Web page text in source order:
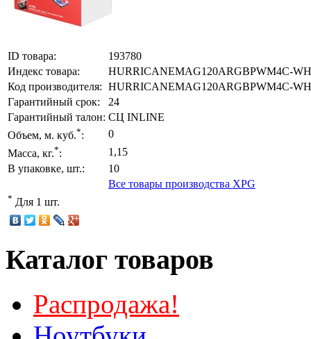
ID товара:
193780
Индекс товара:
HURRICANEMAG120ARGBPWM4C-
Код производителя: HURRICANEMAG120ARGBPWM4C-
Гарантийный срок:
24
Гарантийный талон: СЦ INLINE
Объем, м. куб.*:
0
Масса, кг.*:
1,15
В упаковке, шт.:
10
Все товары производства XPG
* Для 1 шт.
Каталог товаров
Распродажа!